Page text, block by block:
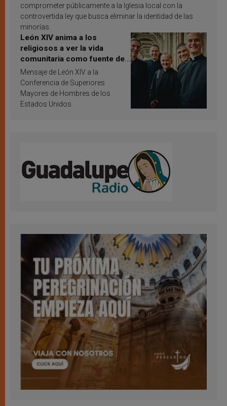
comprometer públicamente a la Iglesia local con la
controvertida ley que busca eliminar la identidad de las
minorías.
León XIV anima a los
religiosos a ver la vida
comunitaria como fuente de
inspiración y santificación
Mensaje de León XIV a la
Conferencia de Superiores
Mayores de Hombres de los
Estados Unidos